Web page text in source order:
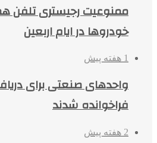
ممنوعیت رجیستری تلفن
خودروها در ایام اربعین
1 هفته پیش
واحدهای صنعتی برای
فراخوانده شدند
2 هفته پیش